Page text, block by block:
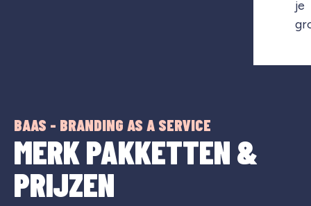
je
BAAS - BRANDING AS A SERVICE
MERK PAKKETTEN &
PRIJZEN